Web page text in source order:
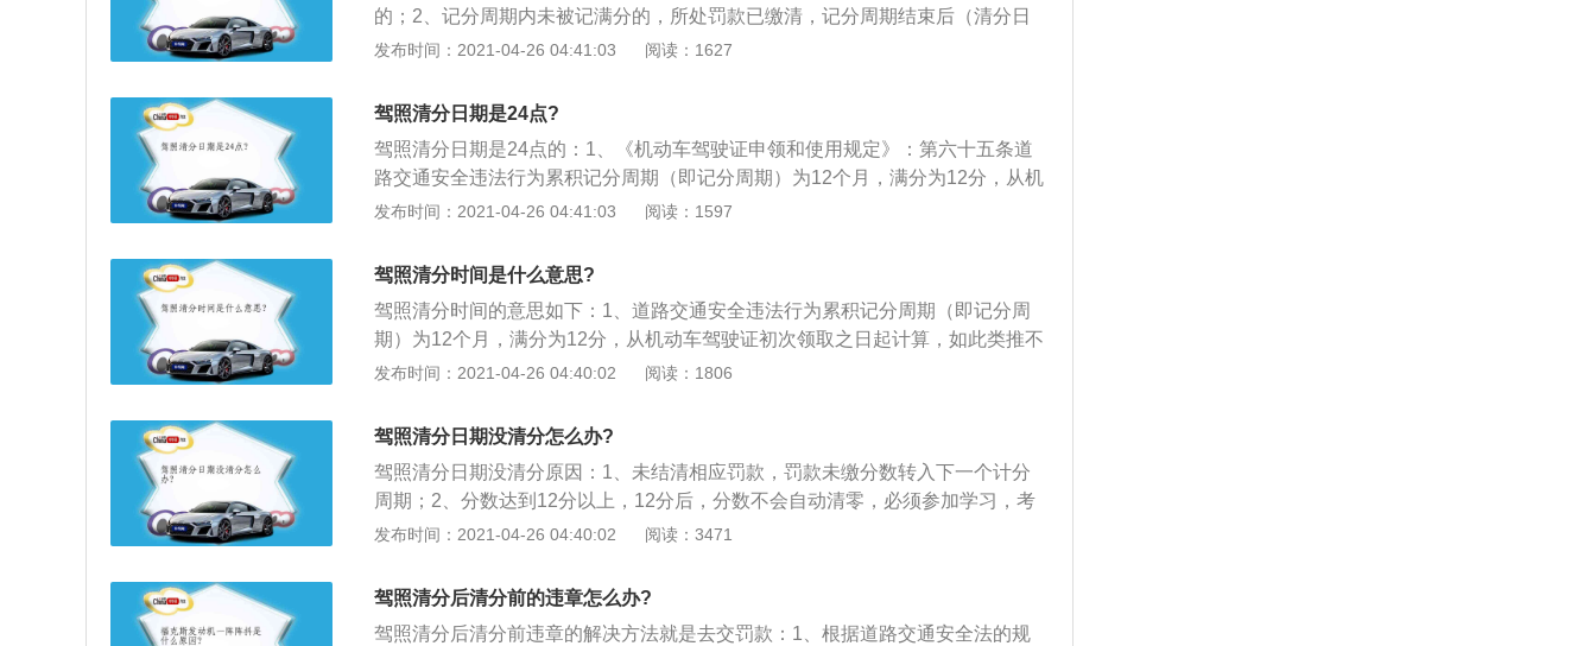
的；2、记分周期内未被记满分的，所处罚款已缴清，记分周期结束后（清分日
就是初领驾驶证日期）系统会自动清分；有罚款未缴清的，记分周期结束后记分
试，考试合格后，车管所应立即清除记分分值或根据违法地交警队转递的信息三
个工作日内予以清分（因网络原因未能核实的除外）。
发布时间：2021-04-26 04:41:03 阅读：1627
驾照清分日期是24点?
驾照清分日期是24点的：1、《机动车驾驶证申领和使用规定》：第六十五条道
路交通安全违法行为累积记分周期（即记分周期）为12个月，满分为12分，从机
动车驾驶证初次领取之日起计算。依据道路交通安全违法行为的严重程度；2、
在一个记分周期内记分未达到12分，所处罚款已经缴纳的，记分予以清除；记分
虽未达到12分，但尚有罚款未缴纳的，记分转入下一记分周期；3、道路交通安
全违法行为累积记分周期（即记分周期）为12个月，满分为12分，从机动车驾驶
证初次领取之日起计算。
发布时间：2021-04-26 04:41:03 阅读：1597
驾照清分时间是什么意思?
驾照清分时间的意思如下：1、道路交通安全违法行为累积记分周期（即记分周
期）为12个月，满分为12分，从机动车驾驶证初次领取之日起计算，如此类推不
断地循环。驾驶证的清分时间是驾驶证上的发证日期，每年在发证日期那天系统
断地循环；2、如果驾驶证的初次领证日期是2010年5月x日，那么驾驶证记分周
期就是：从2010年5月x日的零时起至2011年5月x日二十四时止；3、违法所记分
值如果在一个记分周期内所记分值未满12分的，记分系统会从下一记分周期开始
将上一记分周期所记分值（交清罚款后）自动清零；4、被记满12分的，则需要
到驾驶证核发地车管所或到违法行为地车管所参加学习并考试科目一（一个记分
的驾驶证无法正常使用。
发布时间：2021-04-26 04:40:02 阅读：1806
驾照清分日期没清分怎么办?
驾照清分日期没清分原因：1、未结清相应罚款，罚款未缴分数转入下一个计分
周期；2、分数达到12分以上，12分后，分数不会自动清零，必须参加学习，考
试合格后才能清零；3、如果以上均不存在，也可以在网上查询，因数据未及时
发布时间：2021-04-26 04:40:02 阅读：3471
驾照清分后清分前的违章怎么办?
驾照清分后清分前违章的解决方法就是去交罚款：1、根据道路交通安全法的规